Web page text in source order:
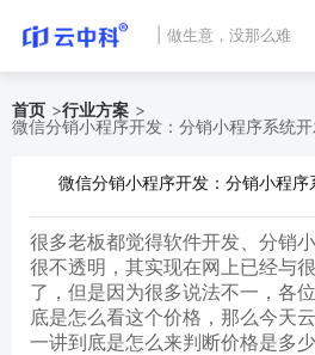
做生意，没那么难
首页 >行业方案 >
微信分销小程序开发：分销小程序系统开
微信分销小程序开发：分销小程序
很多老板都觉得软件开发、分销
很不透明，其实现在网上已经与
了，但是因为很多说法不一，各
底是怎么看这个价格，那么今天
一讲到底是怎么来判断价格是多少